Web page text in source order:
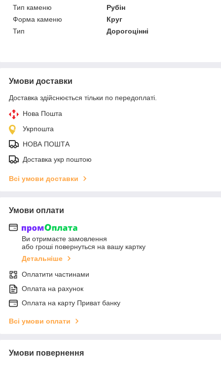
Тип каменю
Рубін
Форма каменю
Круг
Тип
Дорогоцінні
Умови доставки
Доставка здійснюється тільки по передоплаті.
Нова Пошта
Укрпошта
НОВА ПОШТА
Доставка укр поштою
Всі умови доставки
Умови оплати
Ви отримаєте замовлення
або гроші повернуться на вашу картку
Детальніше
Оплатити частинами
Оплата на рахунок
Оплата на карту Приват банку
Всі умови оплати
Умови повернення